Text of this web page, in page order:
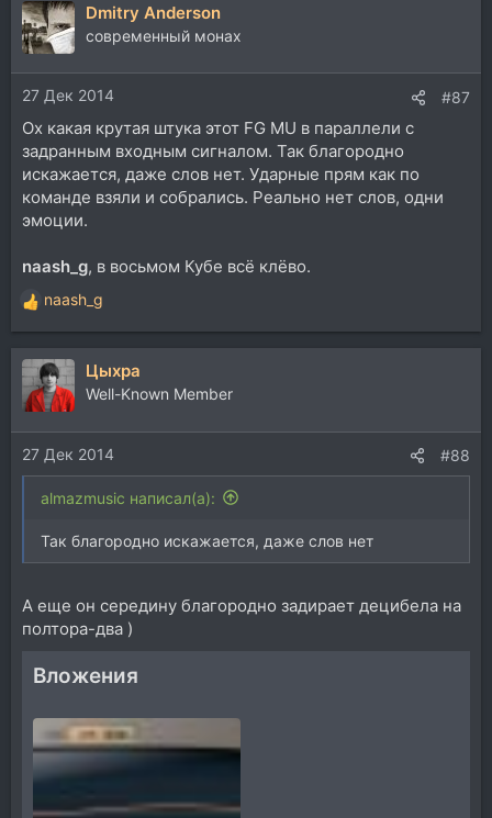
Dmitry Anderson
современный монах
27 Дек 2014 #87
Ох какая крутая штука этот FG MU в параллели с
задранным входным сигналом. Так благородно
искажается, даже слов нет. Ударные прям как по
команде взяли и собрались. Реально нет слов, одни
эмоции.
naash_g, в восьмом Кубе всё клёво.
Р
е
а
к
ц
и
и
:
naash_g
Цыхра
Well-Known Member
27 Дек 2014 #88
almazmusic написал(а):
Так благородно искажается, даже слов нет
А еще он середину благородно задирает децибела на
полтора-два )
Вложения